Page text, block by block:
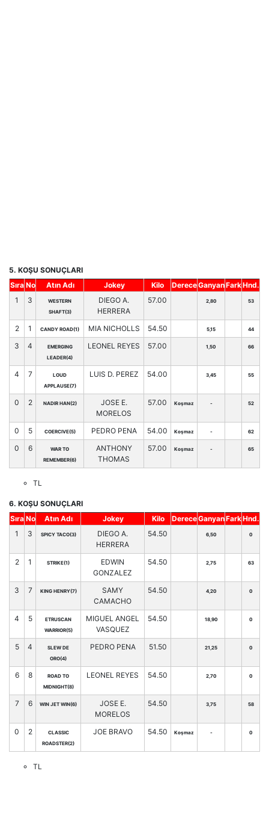
5. KOŞU SONUÇLARI
Sıra No Atın Adı Jokey Kilo DereceGanyanFarkHnd.
1
3
WESTERN
SHAFT(3)
DIEGO A.
HERRERA
57.00 2,80 53
2 1 CANDY ROAD(1) MIA NICHOLLS 54.50 5,15 44
3 4
EMERGING
LEADER(4)
LEONEL REYES 57.00 1,50 66
4 7
LOUD
APPLAUSE(7)
LUIS D. PEREZ 54.00 3,45 55
0 2 NADIR HAN(2)
JOSE E.
MORELOS
57.00 Koşmaz - 52
0 5 COERCIVE(5) PEDRO PENA 54.00 Koşmaz - 62
0 6
WAR TO
REMEMBER(6)
ANTHONY
THOMAS
57.00 Koşmaz - 65
TL
6. KOŞU SONUÇLARI
Sıra No Atın Adı Jokey Kilo DereceGanyanFarkHnd.
1
3 SPICY TACO(3)
DIEGO A.
HERRERA
54.50 6,50 0
2 1 STRIKE(1)
EDWIN
GONZALEZ
54.50 2,75 63
3 7 KING HENRY(7)
SAMY
CAMACHO
54.50 4,20 0
4 5
ETRUSCAN
WARRIOR(5)
MIGUEL ANGEL
VASQUEZ
54.50 18,90 0
5 4
SLEW DE
ORO(4)
PEDRO PENA 51.50 21,25 0
6 8
ROAD TO
MIDNIGHT(8)
LEONEL REYES 54.50 2,70 0
7 6 WIN JET WIN(6)
JOSE E.
MORELOS
54.50 3,75 58
0 2
CLASSIC
ROADSTER(2)
JOE BRAVO 54.50 Koşmaz - 0
TL